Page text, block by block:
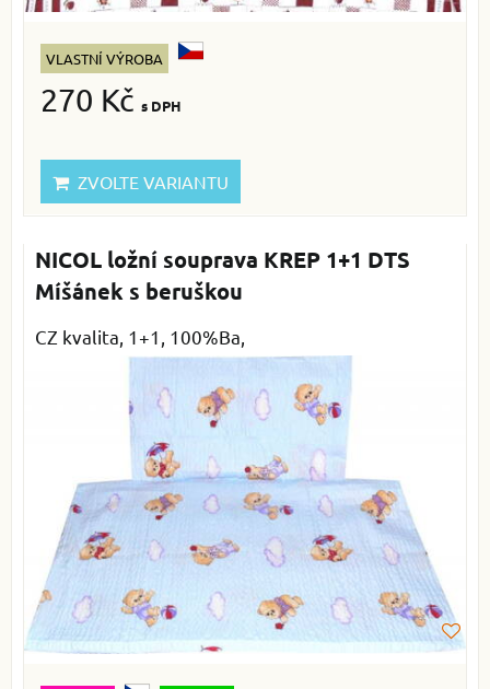
VLASTNÍ VÝROBA
270 Kč s DPH
ZVOLTE VARIANTU
NICOL ložní souprava KREP 1+1 DTS
Míšánek s beruškou
CZ kvalita, 1+1, 100%Ba,